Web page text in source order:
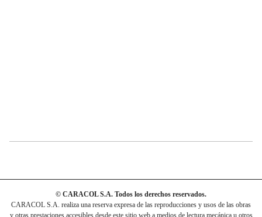
© CARACOL S.A. Todos los derechos reservados.
CARACOL S.A. realiza una reserva expresa de las reproducciones y usos de las obras
y otras prestaciones accesibles desde este sitio web a medios de lectura mecánica u otros